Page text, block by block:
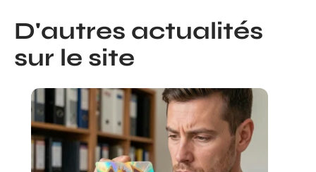
D'autres actualités
sur le site